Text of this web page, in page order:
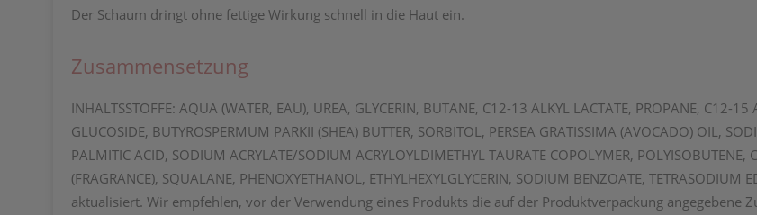
Der Schaum dringt ohne fettige Wirkung schnell in die Haut ein.
Zusammensetzung
INHALTSSTOFFE: AQUA (WATER, EAU), UREA, GLYCERIN, BUTANE, C12-13 ALKYL LACTATE, PROPANE, C12-15
GLUCOSIDE, BUTYROSPERMUM PARKII (SHEA) BUTTER, SORBITOL, PERSEA GRATISSIMA (AVOCADO) OIL,
PALMITIC ACID, SODIUM ACRYLATE/SODIUM ACRYLOYLDIMETHYL TAURATE COPOLYMER, POLYISOBUTENE,
(FRAGRANCE), SQUALANE, PHENOXYETHANOL, ETHYLHEXYLGLYCERIN, SODIUM BENZOATE,
aktualisiert. Wir empfehlen, vor der Verwendung eines Produkts die auf der Produktverpackung angegebene